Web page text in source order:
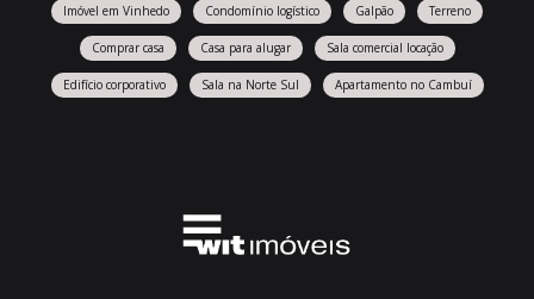
Imóvel em Vinhedo Condomínio logístico Galpão Terreno
Comprar casa Casa para alugar Sala comercial locação
Edifício corporativo Sala na Norte Sul Apartamento no Cambuí